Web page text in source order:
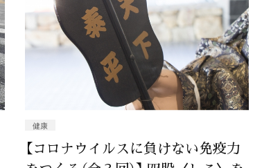
健康
【コロナウイルスに負けない免疫力